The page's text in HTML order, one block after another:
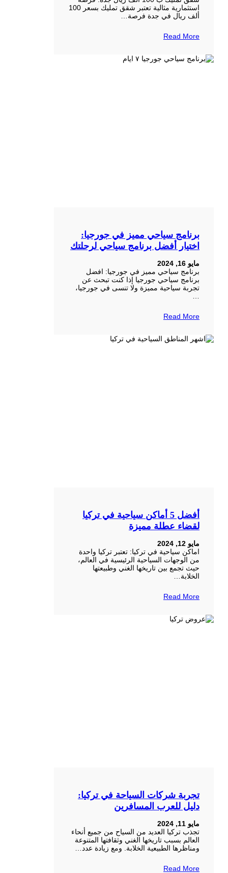
استثمارية مثالية تعتبر شقق تمليك بسعر 100
ألف ريال في جدة فرصة…
Read More
برنامج سياحي مميز في جورجيا:
اختيار أفضل برنامج سياحي لرحلتك
مايو 16, 2024
برنامج سياحي مميز في جورجيا: افضل
برنامج سياحي جورجيا إذا كنت تبحث عن
تجربة سياحية مميزة ولا تنسى في جورجيا،
Read More
أفضل 5 أماكن سياحية في تركيا
لقضاء عطلة مميزة
مايو 12, 2024
اماكن سياحية في تركيا: تعتبر تركيا واحدة
من الوجهات السياحية الرئيسية في العالم،
حيث تجمع بين تاريخها الغني وطبيعتها
الخلابة…
Read More
تجربة شركات السياحة في تركيا:
دليل للعرب المسافرين
مايو 11, 2024
تجذب تركيا العديد من السياح من جميع أنحاء
العالم بسبب تاريخها الغني وثقافتها المتنوعة
ومناظرها الطبيعية الخلابة. ومع زيادة عدد…
Read More